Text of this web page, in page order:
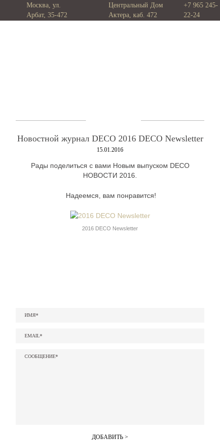
Москва, ул.
Арбат, 35-472
Центральный Дом
Актера, каб. 472
+7 965 245-
22-24
Новостной журнал DECO 2016 DECO Newsletter
15.01.2016
Рады поделиться с вами Новым выпуском DECO
НОВОСТИ 2016.
Надеемся, вам понравится!
2016 DECO Newsletter
ИМЯ*
EMAIL*
СООБЩЕНИЕ*